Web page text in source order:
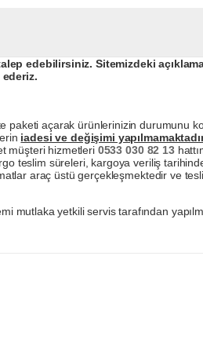
edebilirsiniz. Sitemizdeki
açarak ürünlerinizin durumunu
iadesi ve değişimi
müşteri hizmetleri 0533 030 82 13
teslim süreleri, kargoya veriliş
araç üstü gerçekleşmektedir ve
mutlaka yetkili servis tarafından